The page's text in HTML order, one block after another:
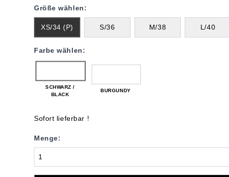
Größe wählen:
XS/34 (P) S/36 M/38 L/40
Farbe wählen:
SCHWARZ /
BLACK
BURGUNDY
Sofort lieferbar !
Menge: